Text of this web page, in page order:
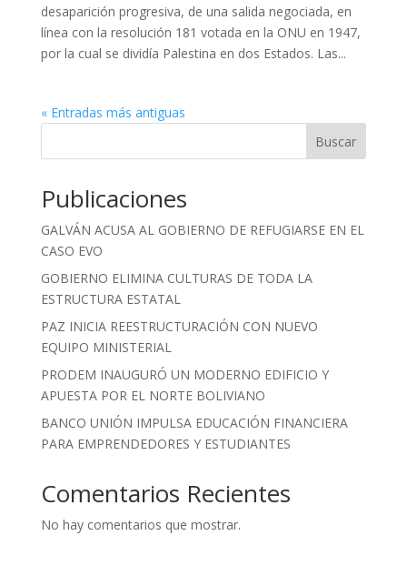
desaparición progresiva, de una salida negociada, en
línea con la resolución 181 votada en la ONU en 1947,
por la cual se dividía Palestina en dos Estados. Las...
« Entradas más antiguas
Buscar
Publicaciones
GALVÁN ACUSA AL GOBIERNO DE REFUGIARSE EN EL
CASO EVO
GOBIERNO ELIMINA CULTURAS DE TODA LA
ESTRUCTURA ESTATAL
PAZ INICIA REESTRUCTURACIÓN CON NUEVO
EQUIPO MINISTERIAL
PRODEM INAUGURÓ UN MODERNO EDIFICIO Y
APUESTA POR EL NORTE BOLIVIANO
BANCO UNIÓN IMPULSA EDUCACIÓN FINANCIERA
PARA EMPRENDEDORES Y ESTUDIANTES
Comentarios Recientes
No hay comentarios que mostrar.